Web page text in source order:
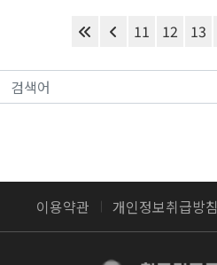
11 12 13
이용약관 개인정보취급방침